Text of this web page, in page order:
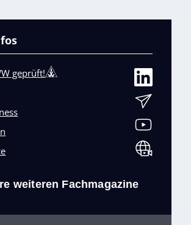
geprüft!
weiteren Fachmagazine